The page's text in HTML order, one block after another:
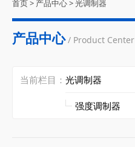
首页> 产品中心>光调制器
产品中心 / Product Center
当前栏目：